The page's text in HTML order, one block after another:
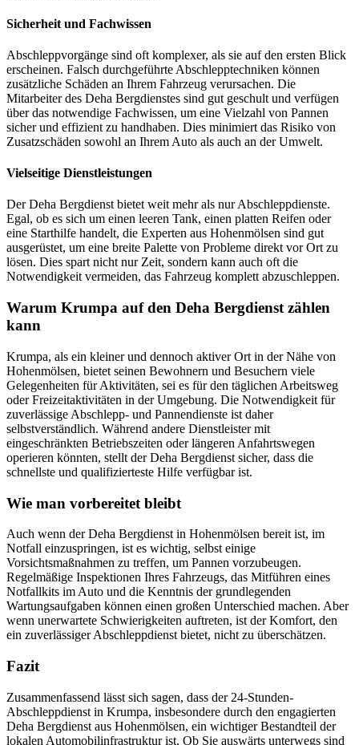
Sicherheit und Fachwissen
Abschleppvorgänge sind oft komplexer, als sie auf den ersten Blick
erscheinen. Falsch durchgeführte Abschlepptechniken können
zusätzliche Schäden an Ihrem Fahrzeug verursachen. Die
Mitarbeiter des Deha Bergdienstes sind gut geschult und verfügen
über das notwendige Fachwissen, um eine Vielzahl von Pannen
sicher und effizient zu handhaben. Dies minimiert das Risiko von
Zusatzschäden sowohl an Ihrem Auto als auch an der Umwelt.
Vielseitige Dienstleistungen
Der Deha Bergdienst bietet weit mehr als nur Abschleppdienste.
Egal, ob es sich um einen leeren Tank, einen platten Reifen oder
eine Starthilfe handelt, die Experten aus Hohenmölsen sind gut
ausgerüstet, um eine breite Palette von Probleme direkt vor Ort zu
lösen. Dies spart nicht nur Zeit, sondern kann auch oft die
Notwendigkeit vermeiden, das Fahrzeug komplett abzuschleppen.
Warum Krumpa auf den Deha Bergdienst zählen
kann
Krumpa, als ein kleiner und dennoch aktiver Ort in der Nähe von
Hohenmölsen, bietet seinen Bewohnern und Besuchern viele
Gelegenheiten für Aktivitäten, sei es für den täglichen Arbeitsweg
oder Freizeitaktivitäten in der Umgebung. Die Notwendigkeit für
zuverlässige Abschlepp- und Pannendienste ist daher
selbstverständlich. Während andere Dienstleister mit
eingeschränkten Betriebszeiten oder längeren Anfahrtswegen
operieren könnten, stellt der Deha Bergdienst sicher, dass die
schnellste und qualifizierteste Hilfe verfügbar ist.
Wie man vorbereitet bleibt
Auch wenn der Deha Bergdienst in Hohenmölsen bereit ist, im
Notfall einzuspringen, ist es wichtig, selbst einige
Vorsichtsmaßnahmen zu treffen, um Pannen vorzubeugen.
Regelmäßige Inspektionen Ihres Fahrzeugs, das Mitführen eines
Notfallkits im Auto und die Kenntnis der grundlegenden
Wartungsaufgaben können einen großen Unterschied machen. Aber
wenn unerwartete Schwierigkeiten auftreten, ist der Komfort, den
ein zuverlässiger Abschleppdienst bietet, nicht zu überschätzen.
Fazit
Zusammenfassend lässt sich sagen, dass der 24-Stunden-
Abschleppdienst in Krumpa, insbesondere durch den engagierten
Deha Bergdienst aus Hohenmölsen, ein wichtiger Bestandteil der
lokalen Automobilinfrastruktur ist. Ob Sie auswärts unterwegs sind